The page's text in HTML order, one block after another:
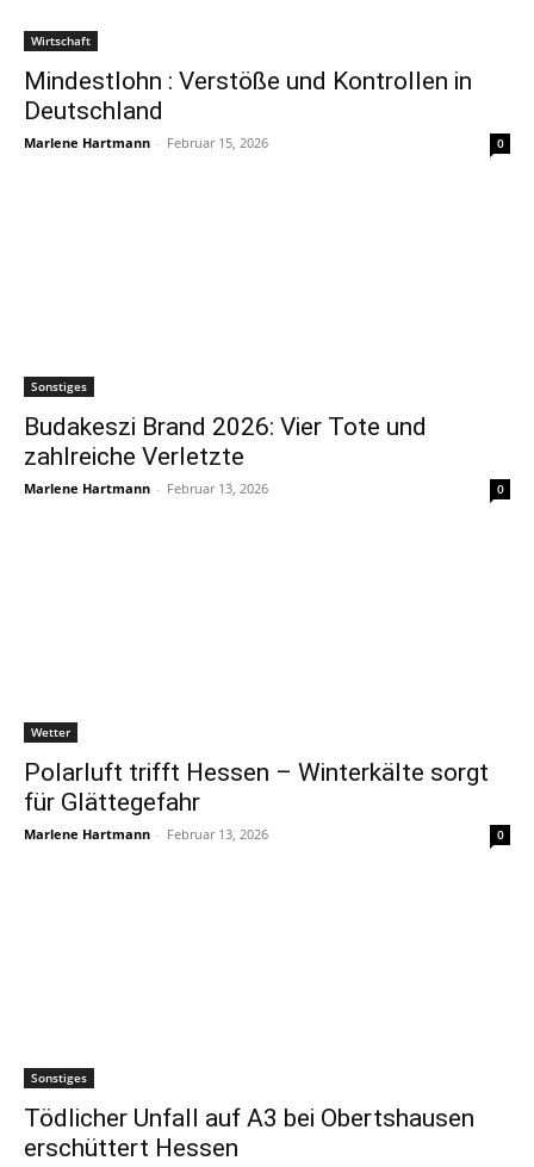
Wirtschaft
Mindestlohn : Verstöße und Kontrollen in
Deutschland
Marlene Hartmann - Februar 15, 2026 0
Sonstiges
Budakeszi Brand 2026: Vier Tote und
zahlreiche Verletzte
Marlene Hartmann - Februar 13, 2026 0
Wetter
Polarluft trifft Hessen – Winterkälte sorgt
für Glättegefahr
Marlene Hartmann - Februar 13, 2026 0
Sonstiges
Tödlicher Unfall auf A3 bei Obertshausen
erschüttert Hessen